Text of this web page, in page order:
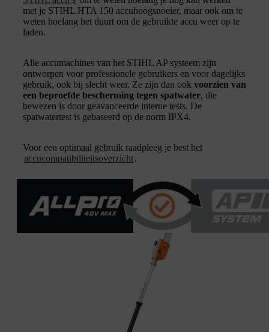
met je STIHL HTA 150 accuhoogsnoeier, maar ook om te
weten hoelang het duurt om de gebruikte accu weer op te
laden.
Alle accumachines van het STIHL AP systeem zijn
ontworpen voor professionele gebruikers en voor dagelijks
gebruik, ook bij slecht weer. Ze zijn dan ook voorzien van
een beproefde bescherming tegen spatwater, die
bewezen is door geavanceerde interne tests. De
spatwatertest is gebaseerd op de norm IPX4.
Voor een optimaal gebruik raadpleeg je best het
accucompatibiliteitsoverzicht.